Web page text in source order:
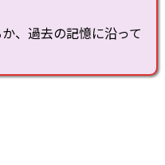
、過去の記憶に沿って